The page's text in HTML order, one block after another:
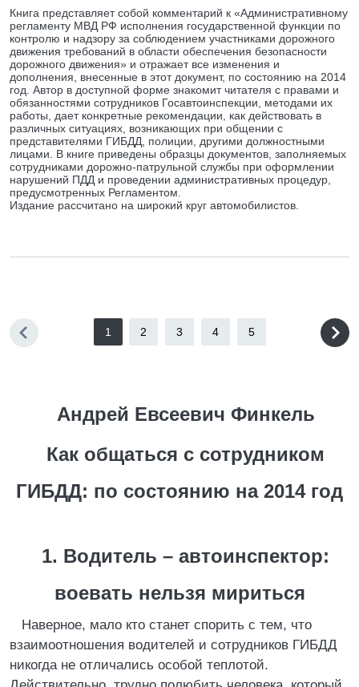
Книга представляет собой комментарий к «Административному
регламенту МВД РФ исполнения государственной функции по
контролю и надзору за соблюдением участниками дорожного
движения требований в области обеспечения безопасности
дорожного движения» и отражает все изменения и
дополнения, внесенные в этот документ, по состоянию на 2014
год. Автор в доступной форме знакомит читателя с правами и
обязанностями сотрудников Госавтоинспекции, методами их
работы, дает конкретные рекомендации, как действовать в
различных ситуациях, возникающих при общении с
представителями ГИБДД, полиции, другими должностными
лицами. В книге приведены образцы документов, заполняемых
сотрудниками дорожно-патрульной службы при оформлении
нарушений ПДД и проведении административных процедур,
предусмотренных Регламентом.
Издание рассчитано на широкий круг автомобилистов.
1 2 3 4 5
Андрей Евсеевич Финкель
Как общаться с сотрудником
ГИБДД: по состоянию на 2014 год
1. Водитель – автоинспектор:
воевать нельзя мириться
Наверное, мало кто станет спорить с тем, что
взаимоотношения водителей и сотрудников ГИБДД
никогда не отличались особой теплотой.